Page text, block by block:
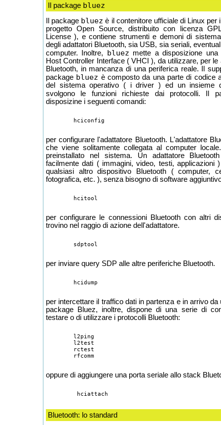
Il package bluez
Il package bluez è il contenitore ufficiale di Linux per
progetto Open Source, distribuito con licenza
License ), e contiene strumenti e demoni di
degli adattatori Bluetooth, sia USB, sia seriali,
computer. Inoltre, bluez mette a disposizione una
Host Controller Interface ( VHCI ), da utilizzare, per
Bluetooth, in mancanza di una periferica reale. Il
package bluez è composto da una parte di codice
del sistema operativo ( i driver ) ed un insieme
svolgono le funzioni richieste dai protocolli. Il
disposizine i seguenti comandi:
per configurare l'adattatore Bluetooth. L'adattatore
che viene solitamente collegata al computer
preinstallato nel sistema. Un adattatore
facilmente dati ( immagini, video, testi, applicazioni
qualsiasi altro dispositivo Bluetooth ( computer,
fotografica, etc. ), senza bisogno di software
per configurare le connessioni Bluetooth con altri
trovino nel raggio di azione dell'adattatore.
per inviare query SDP alle altre periferiche Bluetooth.
per intercettare il traffico dati in partenza e in arrivo
package Bluez, inoltre, dispone di una serie di
testare o di utilizzare i protocolli Bluetooth:
oppure di aggiungere una porta seriale allo stack
Bluetooth: lo standard